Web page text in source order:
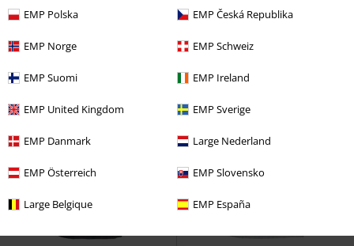
EMP Polska EMP Česká Republika
EMP Norge EMP Schweiz
EMP Suomi EMP Ireland
EMP United Kingdom EMP Sverige
EMP Danmark Large Nederland
EMP Österreich EMP Slovensko
Large Belgique EMP España
In Utero Nirvana Smiley Nirvana Camiseta